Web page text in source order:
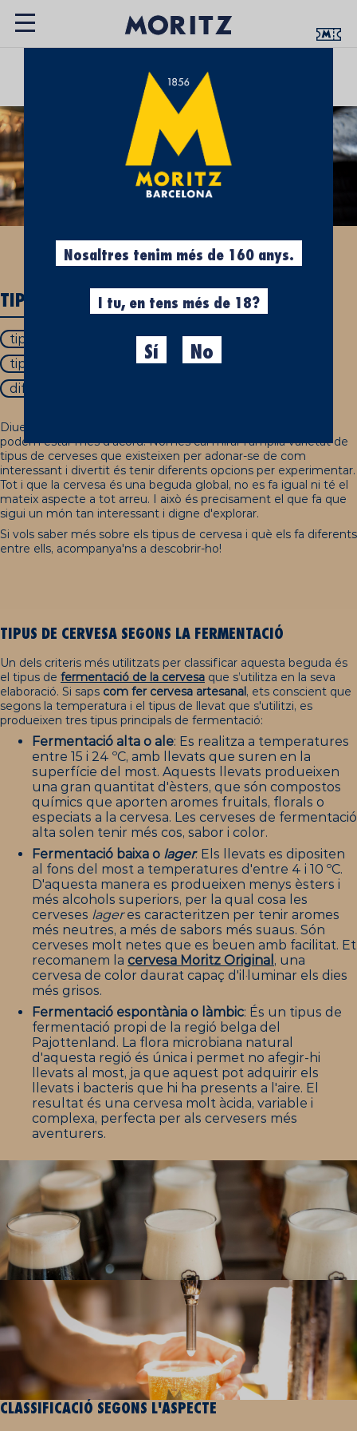
CERVESERA
TIPUS DE CERVESA: SAPS QUANTS N'HI HA?
tipus de cervesa
tipus de cervesa a espanya
tipus de cervesa segons la seva elaboració
diferents tipus de cervesa
Diuen que la diversitat és el que porta riquesa al món i no
podem estar més d'acord. Només cal mirar l’àmplia varietat de
tipus de cerveses que existeixen per adonar-se de com
interessant i divertit és tenir diferents opcions per experimentar.
Tot i que la cervesa és una beguda global, no es fa igual ni té el
mateix aspecte a tot arreu. I això és precisament el que fa que
sigui un món tan interessant i digne d'explorar.
Si vols saber més sobre els tipus de cervesa i què els fa diferents
entre ells, acompanya'ns a descobrir-ho!
TIPUS DE CERVESA SEGONS LA FERMENTACIÓ
Un dels criteris més utilitzats per classificar aquesta beguda és
el tipus de fermentació de la cervesa que s’utilitza en la seva
elaboració. Si saps com fer cervesa artesanal, ets conscient que
segons la temperatura i el tipus de llevat que s'utilitzi, es
produeixen tres tipus principals de fermentació:
Fermentació alta o ale: Es realitza a temperatures
entre 15 i 24 ºC, amb llevats que suren en la
superfície del most. Aquests llevats produeixen
una gran quantitat d'èsters, que són compostos
químics que aporten aromes fruitals, florals o
especiats a la cervesa. Les cerveses de fermentació
alta solen tenir més cos, sabor i color.
Fermentació baixa o lager: Els llevats es dipositen
al fons del most a temperatures d'entre 4 i 10 ºC.
D'aquesta manera es produeixen menys èsters i
més alcohols superiors, per la qual cosa les
cerveses lageres caracteritzen per tenir aromes
més neutres, a més de sabors més suaus. Són
cerveses molt netes que es beuen amb facilitat. Et
recomanem la cervesa Moritz Original , una
cervesa de color daurat capaç d'il·luminar els dies
més grisos.
Fermentació espontània o làmbic: És un tipus de
fermentació propi de la regió belga del
Pajottenland. La flora microbiana natural
d'aquesta regió és única i permet no afegir-hi
llevats al most, ja que aquest pot adquirir els
llevats i bacteris que hi ha presents a l'aire. El
resultat és una cervesa molt àcida, variable i
complexa, perfecta per als cervesers més
aventurers.
CLASSIFICACIÓ SEGONS L'ASPECTE
Nosaltres tenim més de 160 anys.
I tu, en tens més de 18?
Sí No